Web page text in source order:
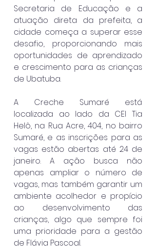
Secretaria de Educação e a
atuação direta da prefeita, a
cidade começa a superar esse
desafio, proporcionando mais
oportunidades de aprendizado
e crescimento para as crianças
de Ubatuba.
A Creche Sumaré está
localizada ao lado da CEI Tia
Helô, na Rua Acre, 404, no bairro
Sumaré, e as inscrições para as
vagas estão abertas até 24 de
janeiro. A ação busca não
apenas ampliar o número de
vagas, mas também garantir um
ambiente acolhedor e propício
ao desenvolvimento das
crianças, algo que sempre foi
uma prioridade para a gestão
de Flávia Pascoal.